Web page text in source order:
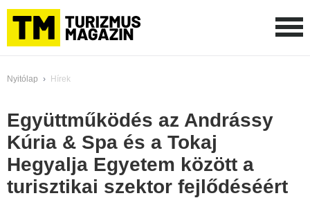
Nyitólap › Hírek
Együttműködés az Andrássy
Kúria & Spa és a Tokaj
Hegyalja Egyetem között a
turisztikai szektor fejlődéséért